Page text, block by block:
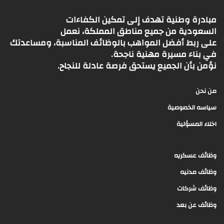
مبادرة وطنية تهدف إلى تمكين الكفاءات
السعودية من جميع مناطق المملكة، نعمل
على ربط أفضل المواهب بالوظائف المناسبة، ومساعدتك
في بناء مسيرة مهنية ناجحة.
نؤمن بأن الجميع يستحق فرصة عادلة للنجاح.
من نحن
سياسه الخصوصية
اخلاء المسؤلية
وظائف عسكريه
وظائف مدنيه
وظائف شركات
وظائف عن بعد